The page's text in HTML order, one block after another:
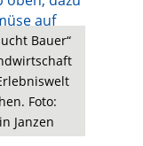
Bauer“
Foto:
Janzen